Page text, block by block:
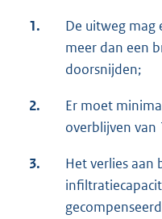
1.
De uitweg
meer dan een
doorsnijden;
2.
Er moet
overblijven van
3.
Het verlies aan